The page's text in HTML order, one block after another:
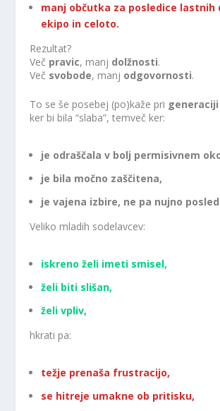
manj občutka za posledice lastnih
ekipo in celoto.
Rezultat?
Več pravic, manj dolžnosti.
Več svobode, manj odgovornosti.
To se še posebej (po)kaže pri generaciji
ker bi bila “slaba”, temveč ker:
je odraščala v bolj permisivnem
je bila močno zaščitena,
je vajena izbire, ne pa nujno
Veliko mladih sodelavcev:
iskreno želi imeti smisel,
želi biti slišan,
želi vpliv,
hkrati pa:
težje prenaša frustracijo,
se hitreje umakne ob pritisku,